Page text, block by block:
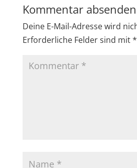
Kommentar absenden
Deine E-Mail-Adresse wird
Erforderliche Felder sind mit*